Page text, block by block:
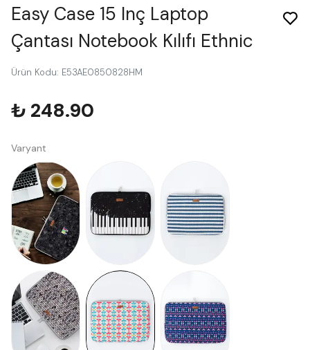
Easy Case 15 Inç Laptop
Çantası Notebook Kılıfı Ethnic
Ürün Kodu: E53AE0850828HM
₺ 248.90
Varyant